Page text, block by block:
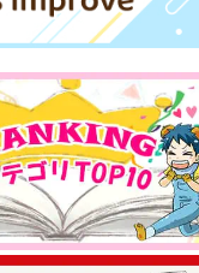
尾形百之助×杉元佐一
サンプル カ